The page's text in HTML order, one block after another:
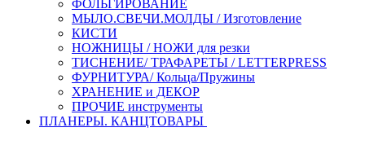
ФОЛЬГИРОВАНИЕ
МЫЛО.СВЕЧИ.МОЛДЫ / Изготовление
КИСТИ
НОЖНИЦЫ / НОЖИ для резки
ТИСНЕНИЕ/ ТРАФАРЕТЫ / LETTERPRESS
ФУРНИТУРА/ Кольца/Пружины
ХРАНЕНИЕ и ДЕКОР
ПРОЧИЕ инструменты
ПЛАНЕРЫ. КАНЦТОВАРЫ